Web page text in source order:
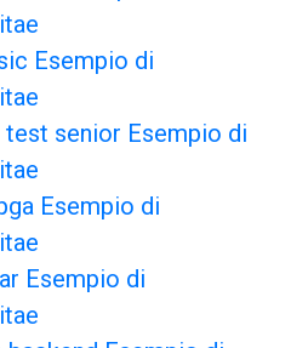
Esempio di
test senior Esempio di
Esempio di
Esempio di